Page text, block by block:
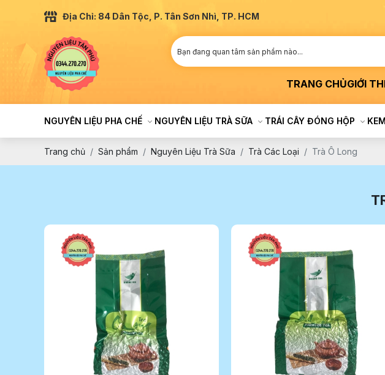
Địa Chỉ: 84 Dân Tộc, P. Tân Sơn Nhì, TP. HCM
TRANG CHỦGIỚI
NGUYÊN LIỆU PHA CHẾ NGUYÊN LIỆU TRÀ SỮA TRÁI CÂY ĐÓNG HỘP
Trang chủ Sản phẩm Nguyên Liệu Trà Sữa Trà Các Loại Trà Ô Long